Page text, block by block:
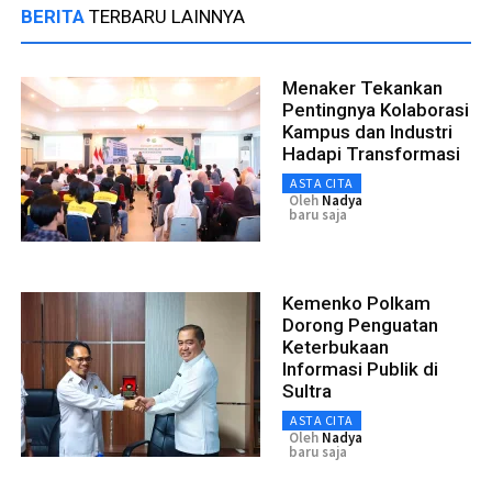
BERITA TERBARU LAINNYA
Menaker Tekankan
Pentingnya Kolaborasi
Kampus dan Industri
Hadapi Transformasi
ASTA CITA
Oleh Nadya
baru saja
Kemenko Polkam
Dorong Penguatan
Keterbukaan
Informasi Publik di
Sultra
ASTA CITA
Oleh Nadya
baru saja